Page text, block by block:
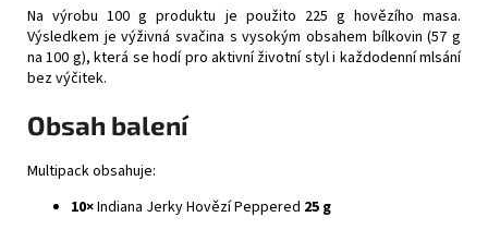
Na výrobu 100 g produktu je použito 225 g hovězího masa.
Výsledkem je výživná svačina s vysokým obsahem bílkovin (57 g
na 100 g), která se hodí pro aktivní životní styl i každodenní mlsání
bez výčitek.
Obsah balení
Multipack obsahuje:
10×Indiana Jerky Hovězí Peppered 25 g